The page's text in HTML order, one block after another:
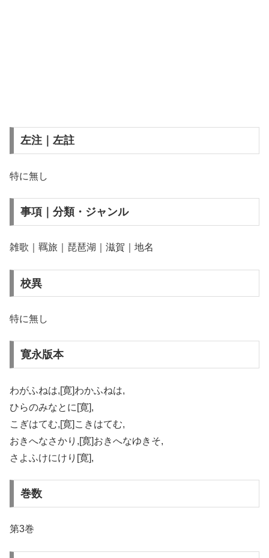
左注｜左註
特に無し
事項｜分類・ジャンル
雑歌｜羈旅｜琵琶湖｜滋賀｜地名
校異
特に無し
寛永版本
わがふねは,[寛]わかふねは,
ひらのみなとに[寛],
こぎはてむ,[寛]こきはてむ,
おきへなさかり,[寛]おきへなゆきそ,
さよふけにけり[寛],
巻数
第3巻